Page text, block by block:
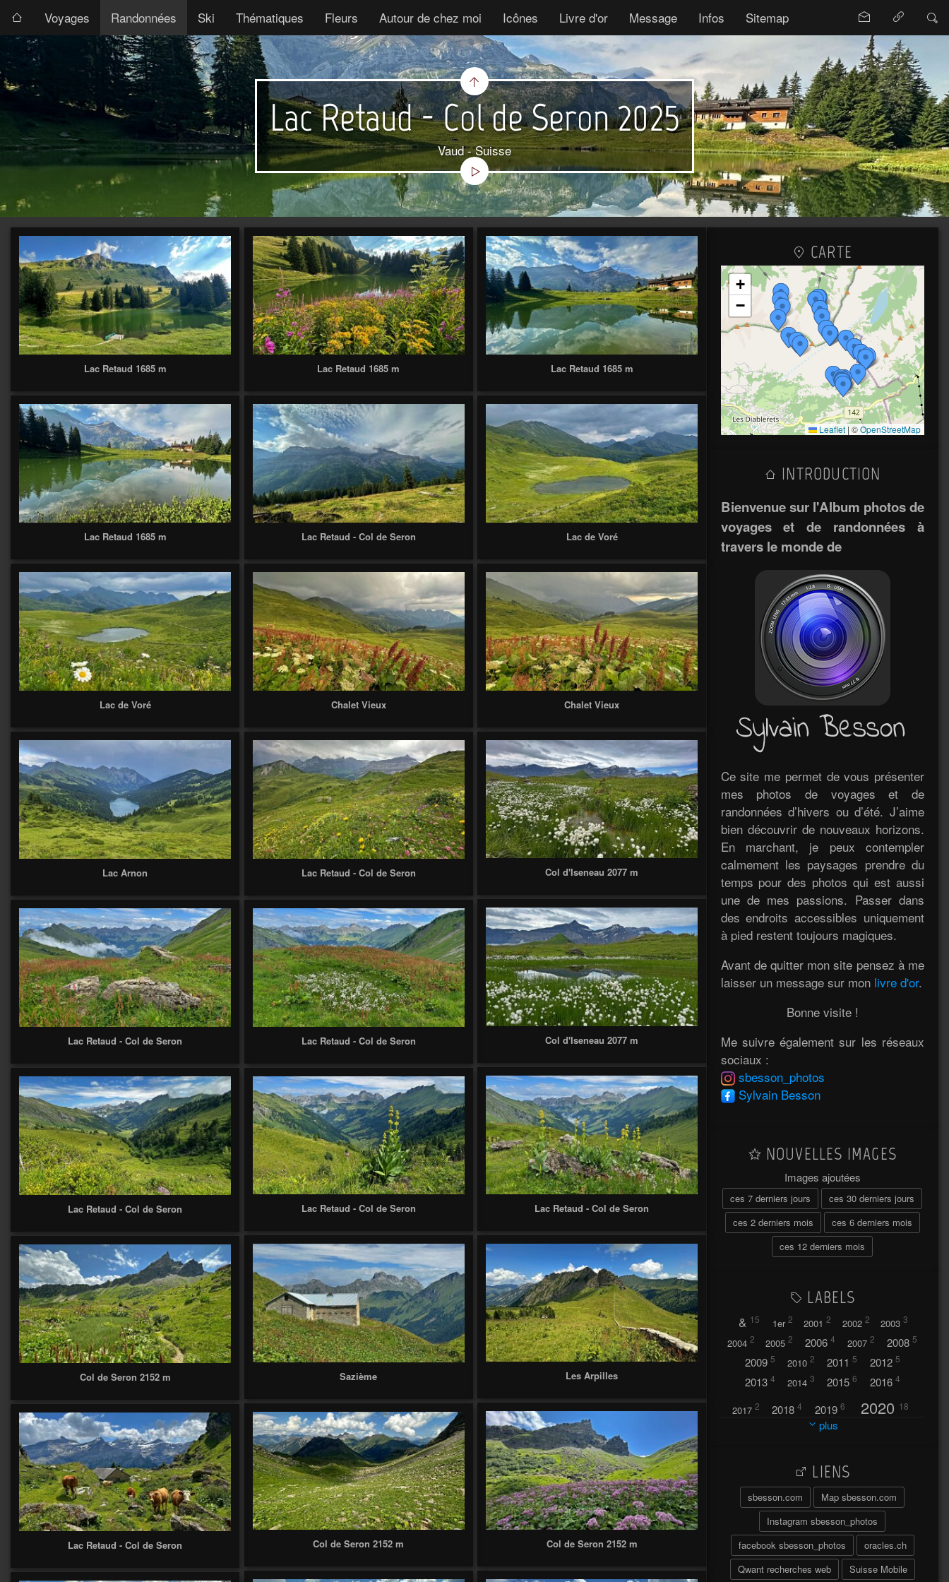
Voyages Randonnées Ski Thématiques Fleurs Autour de chez moi Icônes Livre d'or Message Infos Sitemap
Lac Retaud - Col de Seron 2025
Vaud - Suisse
Lac Retaud 1685 m Lac Retaud 1685 m Lac Retaud 1685 m
Lac Retaud 1685 m Lac Retaud - Col de Seron Lac de Voré
Lac de Voré Chalet Vieux Chalet Vieux
Lac Arnon Lac Retaud - Col de Seron Col d'Iseneau 2077 m
Col d'Iseneau 2077 m
Lac Retaud - Col de Seron Lac Retaud - Col de Seron
Lac Retaud - Col de Seron
Lac Retaud - Col de Seron Lac Retaud - Col de Seron
Sazième Les Arpilles
Col de Seron 2152 m
Col de Seron 2152 m
Col de Seron 2152 m
Lac Retaud - Col de Seron
CARTE
+
−
Leaflet | ©OpenStreetMap
INTRODUCTION
Bienvenue sur l'Album photos de
voyages et de randonnées à
travers le monde de
Ce site me permet de vous présenter
mes photos de voyages et de
randonnées d’hivers ou d’été. J’aime
bien découvrir de nouveaux horizons.
En marchant, je peux contempler
calmement les paysages prendre du
temps pour des photos qui est aussi
une de mes passions. Passer dans
des endroits accessibles uniquement
à pied restent toujours magiques.
Avant de quitter mon site pensez à me
laisser un message sur mon livre d'or.
Bonne visite !
Me suivre également sur les réseaux
sociaux :
sbesson_photos
Sylvain Besson
NOUVELLES IMAGES
Images ajoutées
ces 7 derniers jours
ces 30 derniers jours
ces 2 derniers mois
ces 6 derniers mois
ces 12 derniers mois
LABELS
& 15 1er 2 2001 2 2002 2 2003 3
2004 2 2005 2 2006 4 2007 2 2008 5
2009 5 2010 2 2011 5 2012 5
2013 4 2014 3 2015 6 2016 4
2017 2 2018 4 2019 6 2020 18
2023 32 2024
2025 44 2026 27 5
A travers l'hublot 17
Abländschen 3 Açores
plus
LIENS
sbesson.com
Map sbesson.com
Instagram sbesson_photos
facebook sbesson_photos
oracles.ch
Qwant recherches web
Suisse Mobile